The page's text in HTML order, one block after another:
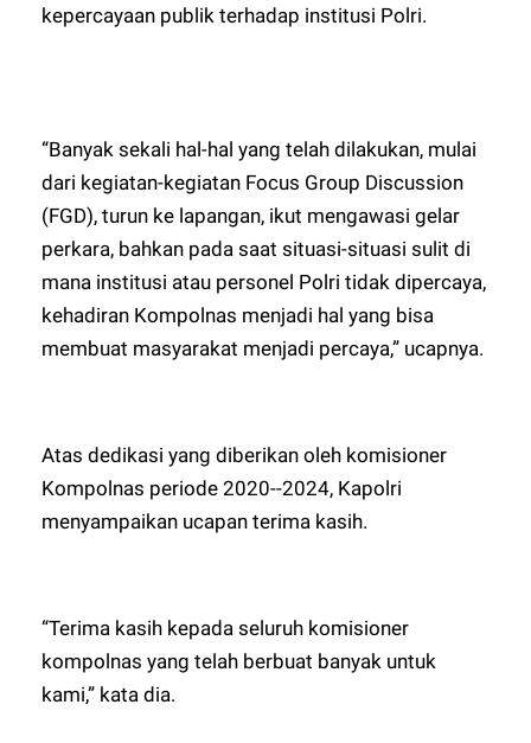
kepercayaan publik terhadap institusi Polri.
“Banyak sekali hal-hal yang telah dilakukan, mulai
dari kegiatan-kegiatan Focus Group Discussion
(FGD), turun ke lapangan, ikut mengawasi gelar
perkara, bahkan pada saat situasi-situasi sulit di
mana institusi atau personel Polri tidak dipercaya,
kehadiran Kompolnas menjadi hal yang bisa
membuat masyarakat menjadi percaya,” ucapnya.
Atas dedikasi yang diberikan oleh komisioner
Kompolnas periode 2020--2024, Kapolri
menyampaikan ucapan terima kasih.
“Terima kasih kepada seluruh komisioner
kompolnas yang telah berbuat banyak untuk
kami,” kata dia.